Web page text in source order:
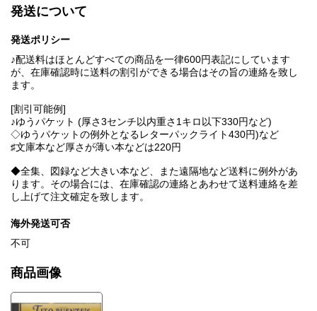
発送について
発送ポリシー
♪配送料はほとんどすべての商品を一律600円表記にしています
が、在庫確認時に送料の割引ができる場合はその旨の連絡を致し
ます。
[割引可能例]
♪ゆうパケット (厚さ3センチ以内重さ1キロ以下330円など)
◇ゆうパケットの例外となるレターパックライト430円)など
♯文庫本など厚さが薄い本などは220円
◆全集、図録など大きい本など、また遠隔地など送料に例外があ
ります。その場合には、在庫確認の連絡とあわせて送料連絡を差
し上げて注文確定を致します。
海外発送可否
不可
商品画像